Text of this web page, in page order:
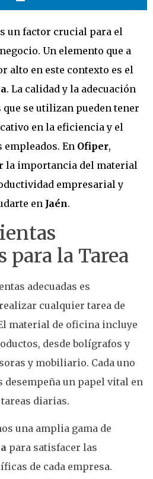
un factor crucial para el
Un elemento que a
alto en este contexto es el
. La calidad y la adecuación
se utilizan pueden tener
en la eficiencia y el
En Ofiper,
la importancia del material
empresarial y
en Jaén.
para la Tarea
adecuadas es
cualquier tarea de
material de oficina incluye
desde bolígrafos y
y mobiliario. Cada uno
desempeña un papel vital en
diarias.
una amplia gama de
para satisfacer las
de cada empresa.